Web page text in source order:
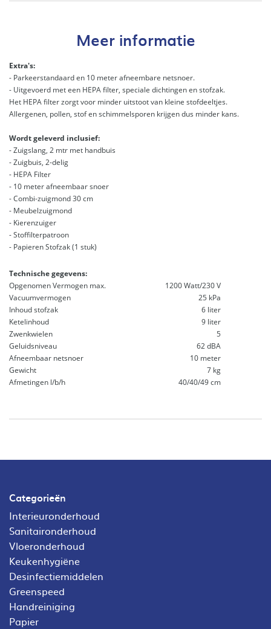
Meer informatie
Extra's:
- Parkeerstandaard en 10 meter afneembare netsnoer.
- Uitgevoerd met een HEPA filter, speciale dichtingen en stofzak.
Het HEPA filter zorgt voor minder uitstoot van kleine stofdeeltjes.
Allergenen, pollen, stof en schimmelsporen krijgen dus minder kans.
Wordt geleverd inclusief:
- Zuigslang, 2 mtr met handbuis
- Zuigbuis, 2-delig
- HEPA Filter
- 10 meter afneembaar snoer
- Combi-zuigmond 30 cm
- Meubelzuigmond
- Kierenzuiger
- Stoffilterpatroon
- Papieren Stofzak (1 stuk)
Technische gegevens:
Opgenomen Vermogen max.
1200 Watt/230 V
Vacuumvermogen
25 kPa
Inhoud stofzak
6 liter
Ketelinhoud
9 liter
Zwenkwielen
5
Geluidsniveau
62 dBA
Afneembaar netsnoer
10 meter
Gewicht
7 kg
Afmetingen l/b/h
40/40/49 cm
Categorieën
Interieuronderhoud
Sanitaironderhoud
Vloeronderhoud
Keukenhygiëne
Desinfectiemiddelen
Greenspeed
Handreiniging
Papier